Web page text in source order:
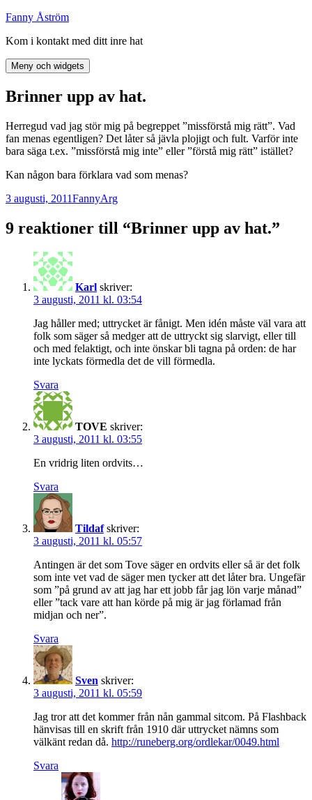
Hoppa
innehåll
Fanny Åström
Kom i kontakt med ditt inre hat
Meny och widgets
Brinner upp av hat.
Herregud vad jag stör mig på begreppet ”missförstå mig rätt”. Vad
fan menas egentligen? Det låter så jävla plojigt och fult. Varför inte
bara säga t.ex. ”missförstå mig inte” eller ”förstå mig rätt” istället?
Kan någon bara förklara vad som menas?
Postat
3 augusti, 2011Författare
FannyKategorier
Arg
9 reaktioner till “Brinner upp av hat.”
Karl skriver:
3 augusti, 2011 kl. 03:54
Jag håller med; uttrycket är fånigt. Men idén måste väl vara att
folk som säger så medger att de uttryckt sig slarvigt, eller till
och med felaktigt, och inte önskar bli tagna på orden: de har
inte lyckats förmedla det de vill förmedla.
Svara
TOVE skriver:
3 augusti, 2011 kl. 03:55
En vridrig liten ordvits…
Svara
Tildaf skriver:
3 augusti, 2011 kl. 05:57
Antingen är det som Tove säger en ordvits eller så är det folk
som inte vet vad de säger men tycker att det låter bra. Ungefär
som ”på grund av att jag har ett jobb får jag lön varje månad”
eller ”tack vare att han körde på mig är jag förlamad från
midjan och ner”.
Svara
Sven skriver:
3 augusti, 2011 kl. 05:59
Jag tror att det kommer från nån gammal sitcom. På Flashback
hänvisas till en skrift från 1910 där uttrycket nämns som
välkänt redan då. http://runeberg.org/ordlekar/0049.html
Svara